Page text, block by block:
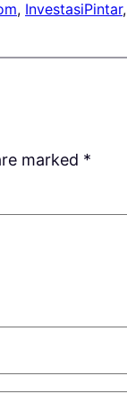
, InvestasiPintar,
marked *